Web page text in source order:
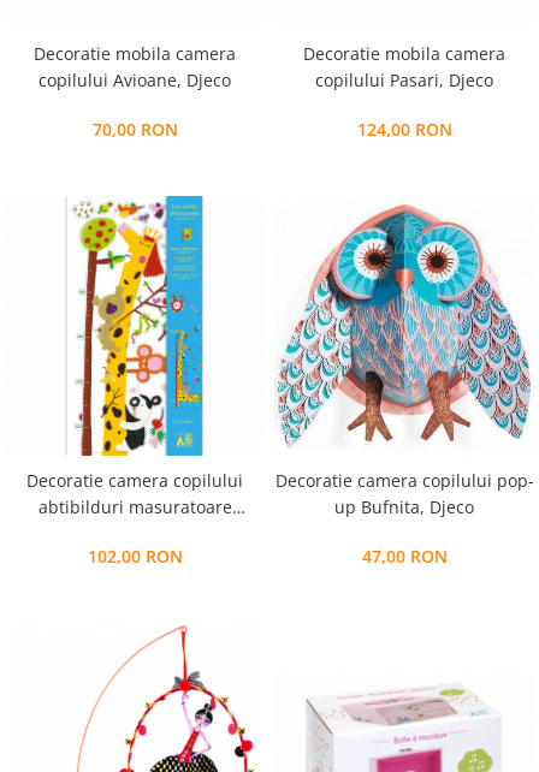
Decoratie mobila camera
copilului Avioane, Djeco
70,00 RON
Decoratie mobila camera
copilului Pasari, Djeco
124,00 RON
Decoratie camera copilului
abtibilduri masuratoare
102,00 RON
Decoratie camera copilului pop-
up Bufnita, Djeco
47,00 RON